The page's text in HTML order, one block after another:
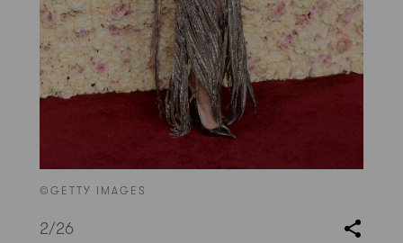
©GETTY IMAGES
2/26